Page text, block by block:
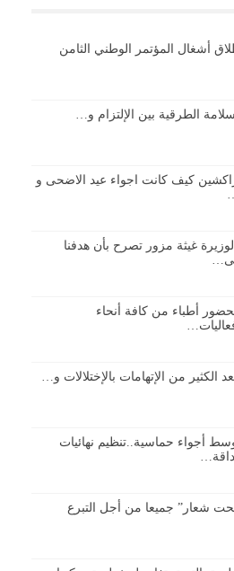
أشغال المؤتمر الوطني الثامن
الطرقية بين الإلتزام و…
كيف كانت اجواء عيد الاضحى و
الوزيرة غيثة مزور تصرح بأن هدفنا
بحضور أطباء من كافة أنحاء
الكثير من الإتهامات بالإختلالات و…
وسط أجواء حماسية..تنظيم نهائيات
تحت شعار” جميعا من أجل التبرع